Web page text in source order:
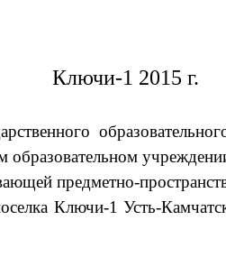
Ключи-1 2015 г.
предметно-
Ключи-1 Усть-